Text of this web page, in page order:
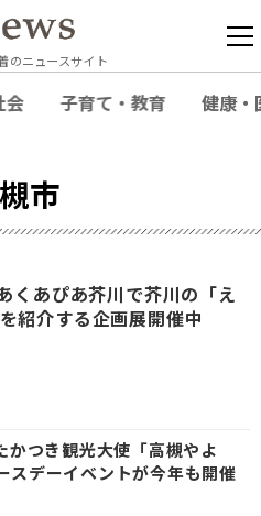
のニュースサイト
会 子育て・教育 健康・
市
くあぴあ芥川で芥川の「え
紹介する企画展開催中
かつき観光大使「高槻やよ
スデーイベントが今年も開催